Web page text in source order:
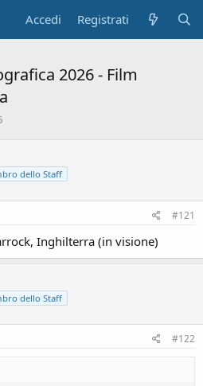
Accedi Registrati
2026 - Film
dello Staff
#121
Inghilterra (in visione)
dello Staff
#122